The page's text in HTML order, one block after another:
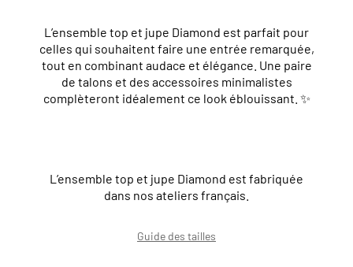
L’ensemble top et jupe Diamond est parfait pour
celles qui souhaitent faire une entrée remarquée,
tout en combinant audace et élégance. Une paire
de talons et des accessoires minimalistes
complèteront idéalement ce look éblouissant. ✨
L’ensemble top et jupe Diamond est fabriquée
dans nos ateliers français.
Guide des tailles